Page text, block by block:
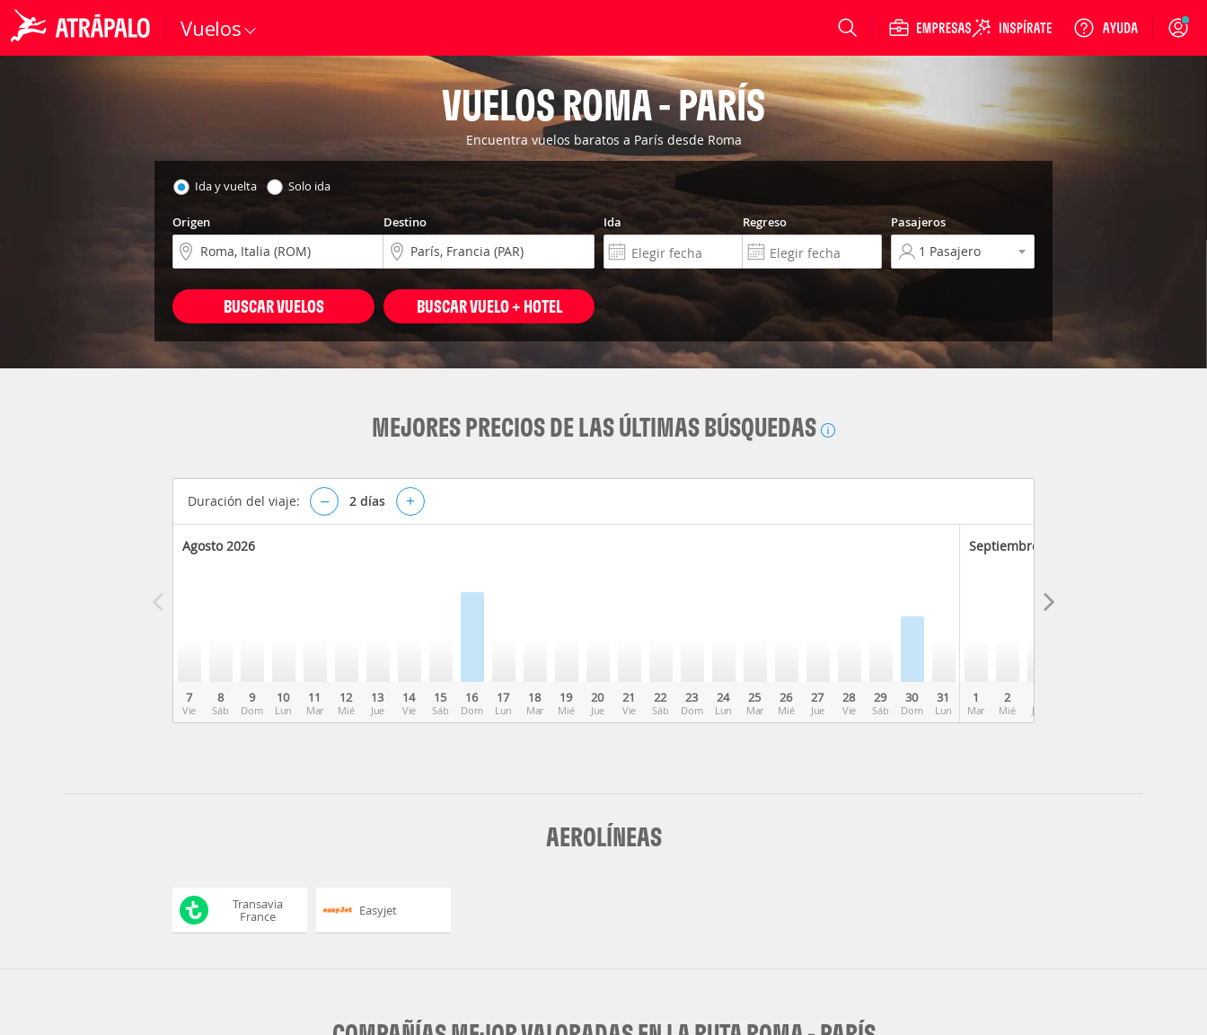
Vuelos Login
VUELOS ROMA - PARÍS
Encuentra vuelos baratos a París desde Roma
Ida y vuelta Solo ida
Origen Destino Ida Regreso Pasajeros
BUSCAR VUELOS BUSCAR VUELO + HOTEL
MEJORES PRECIOS DE LAS ÚLTIMAS BÚSQUEDAS
Duración del viaje: – 2 días +
Agosto 2026
7
Vie
8
Sáb
9
Dom
10
Lun
11
Mar
12
Mié
13
Jue
14
Vie
15
Sáb
16
Dom
17
Lun
18
Mar
19
Mié
20
Jue
21
Vie
22
Sáb
23
Dom
24
Lun
25
Mar
26
Mié
27
Jue
28
Vie
29
Sáb
30
Dom
31
Lun
Septiembre 2026
1
Mar
2
Mié Jue
AEROLÍNEAS
Transavia
France Easyjet